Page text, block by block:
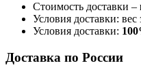
Стоимость доставки –
Условия доставки: вес
Условия доставки:
Доставка по России